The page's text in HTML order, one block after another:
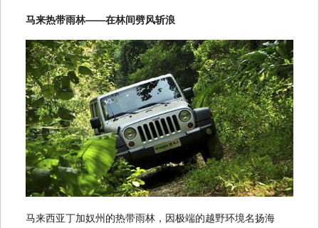
马来热带雨林——在林间劈风斩浪
马来西亚丁加奴州的热带雨林，因极端的越野环境名扬海